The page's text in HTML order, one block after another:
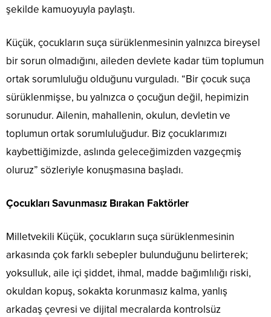
şekilde kamuoyuyla paylaştı.
Küçük, çocukların suça sürüklenmesinin yalnızca bireysel
bir sorun olmadığını, aileden devlete kadar tüm toplumun
ortak sorumluluğu olduğunu vurguladı. “Bir çocuk suça
sürüklenmişse, bu yalnızca o çocuğun değil, hepimizin
sorunudur. Ailenin, mahallenin, okulun, devletin ve
toplumun ortak sorumluluğudur. Biz çocuklarımızı
kaybettiğimizde, aslında geleceğimizden vazgeçmiş
oluruz” sözleriyle konuşmasına başladı.
Çocukları Savunmasız Bırakan Faktörler
Milletvekili Küçük, çocukların suça sürüklenmesinin
arkasında çok farklı sebepler bulunduğunu belirterek;
yoksulluk, aile içi şiddet, ihmal, madde bağımlılığı riski,
okuldan kopuş, sokakta korunmasız kalma, yanlış
arkadaş çevresi ve dijital mecralarda kontrolsüz